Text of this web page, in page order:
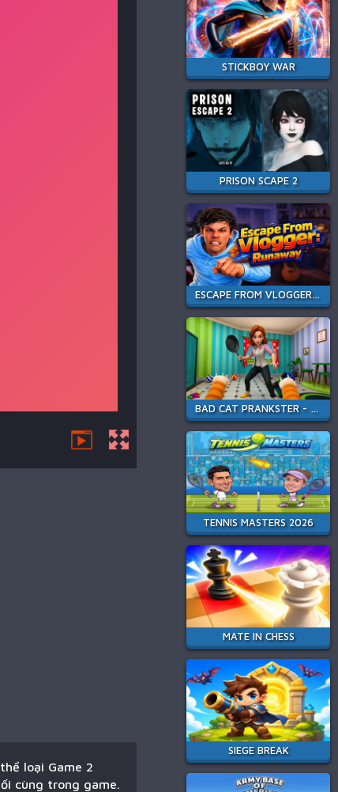
loại Game 2
cùng trong game.
STICKBOY WAR
PRISON SCAPE 2
ESCAPE FROM VLOGGER: RUNAWAY
BAD CAT PRANKSTER - MOM IS RETURN
TENNIS MASTERS 2026
MATE IN CHESS
SIEGE BREAK